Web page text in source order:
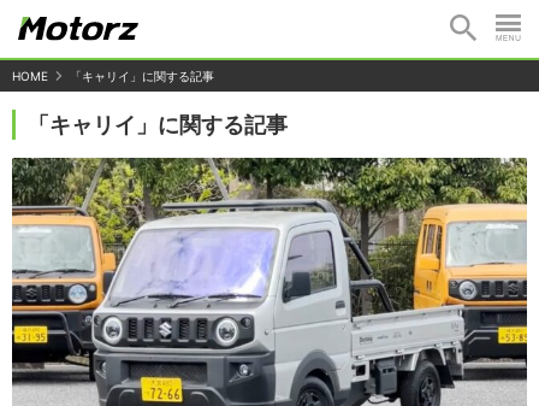
HOME 「キャリイ」に関する記事
「キャリイ」に関する記事